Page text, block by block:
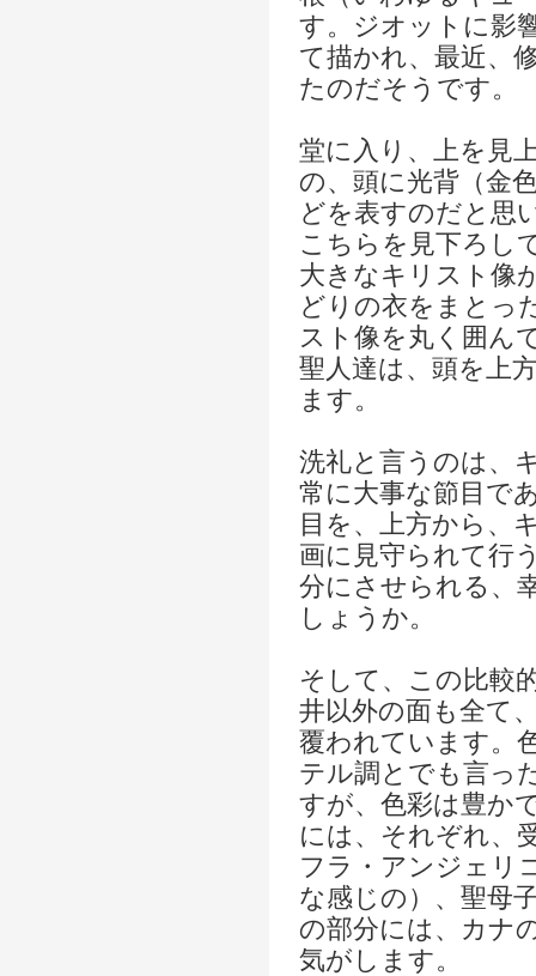
す。ジオットに影
て描かれ、最近、
たのだそうです。
堂に入り、上を見
の、頭に光背（金
どを表すのだと思
こちらを見下ろし
大きなキリスト像
どりの衣をまとっ
スト像を丸く囲ん
聖人達は、頭を上
ます。
洗礼と言うのは、
常に大事な節目で
目を、上方から、
画に見守られて行
分にさせられる、
しょうか。
そして、この比較
井以外の面も全て
覆われています。
テル調とでも言っ
すが、色彩は豊か
には、それぞれ、
フラ・アンジェリ
な感じの）、聖母
の部分には、カナ
気がします。